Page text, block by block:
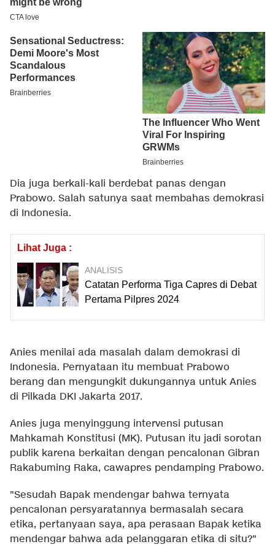
Dia juga berkali-kali berdebat panas dengan
Prabowo. Salah satunya saat membahas demokrasi
di Indonesia.
Lihat Juga :
ANALISIS
Catatan Performa Tiga Capres di Debat
Pertama Pilpres 2024
Anies menilai ada masalah dalam demokrasi di
Indonesia. Pernyataan itu membuat Prabowo
berang dan mengungkit dukungannya untuk Anies
di Pilkada DKI Jakarta 2017.
Anies juga menyinggung intervensi putusan
Mahkamah Konstitusi (MK). Putusan itu jadi sorotan
publik karena berkaitan dengan pencalonan Gibran
Rakabuming Raka, cawapres pendamping Prabowo.
"Sesudah Bapak mendengar bahwa ternyata
pencalonan persyaratannya bermasalah secara
etika, pertanyaan saya, apa perasaan Bapak ketika
mendengar bahwa ada pelanggaran etika di situ?"